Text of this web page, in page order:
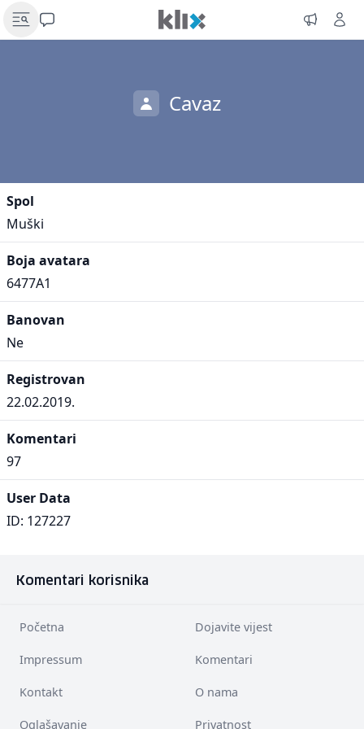
Cavaz
Spol
Muški
Boja avatara
6477A1
Banovan
Ne
Registrovan
22.02.2019.
Komentari
97
User Data
ID: 127227
Komentari korisnika
Početna Dojavite vijest
Impressum Komentari
Kontakt O nama
Oglašavanje Privatnost